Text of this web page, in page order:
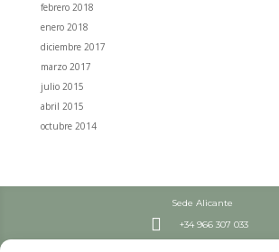
febrero 2018
enero 2018
diciembre 2017
marzo 2017
julio 2015
abril 2015
octubre 2014
Sede Alicante
 +34 966 307 033